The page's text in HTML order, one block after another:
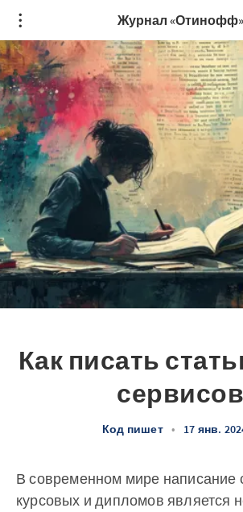
Журнал «Отинофф»
Как писать
сервисов
Код пишет • 17 янв.
В современном мире написание
курсовых и дипломов является